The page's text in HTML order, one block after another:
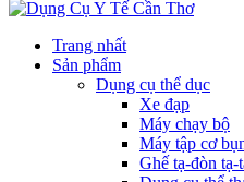
Trang nhất
Sản phẩm
Dụng cụ thể dục
Xe đạp
Máy chạy bộ
Máy tập cơ
Ghế tạ-đòn tạ-